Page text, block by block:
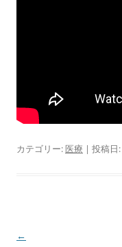
カテゴリー:医療 | 投稿日:
投
←